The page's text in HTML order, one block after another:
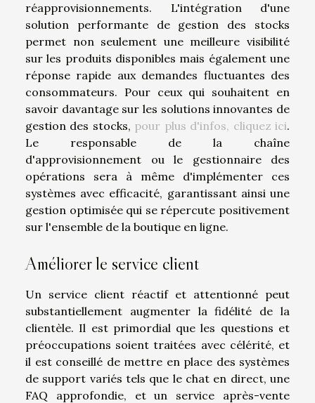
réapprovisionnements. L'intégration d'une
solution performante de gestion des stocks
permet non seulement une meilleure visibilité
sur les produits disponibles mais également une
réponse rapide aux demandes fluctuantes des
consommateurs. Pour ceux qui souhaitent en
savoir davantage sur les solutions innovantes de
gestion des stocks, pour plus d'infos, cliquez ici.
Le responsable de la chaîne
d'approvisionnement ou le gestionnaire des
opérations sera à même d'implémenter ces
systèmes avec efficacité, garantissant ainsi une
gestion optimisée qui se répercute positivement
sur l'ensemble de la boutique en ligne.
Améliorer le service client
Un service client réactif et attentionné peut
substantiellement augmenter la fidélité de la
clientèle. Il est primordial que les questions et
préoccupations soient traitées avec célérité, et
il est conseillé de mettre en place des systèmes
de support variés tels que le chat en direct, une
FAQ approfondie, et un service après-vente